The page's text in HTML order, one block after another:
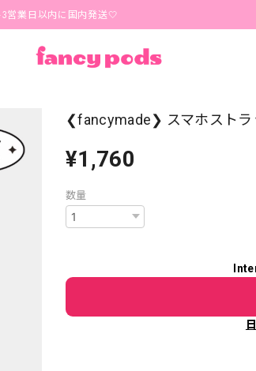
内に国内発送🤍
❮fancymade❯ スマホストラ
¥1,760
数量